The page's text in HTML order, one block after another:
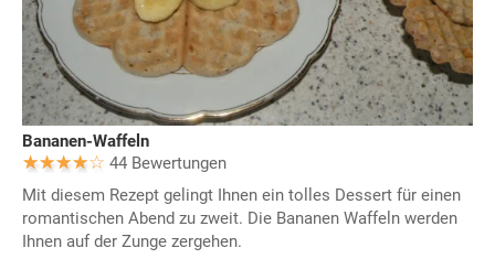
Bananen-Waffeln
44 Bewertungen
Mit diesem Rezept gelingt Ihnen ein tolles Dessert für einen
romantischen Abend zu zweit. Die Bananen Waffeln werden
Ihnen auf der Zunge zergehen.